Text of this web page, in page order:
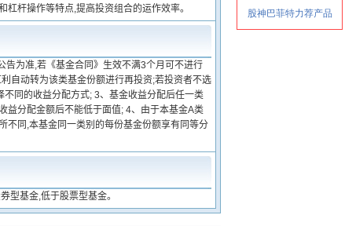
杆操作等特点,提高投资组合的运作效率。
告为准,若《基金合同》生效不满3个月可不进行
自动转为该类基金份额进行再投资;若投资者不选
同的收益分配方式; 3、基金收益分配后任一类
益分配金额后不能低于面值; 4、由于本基金A类
不同,本基金同一类别的每份基金份额享有同等分
型基金,低于股票型基金。